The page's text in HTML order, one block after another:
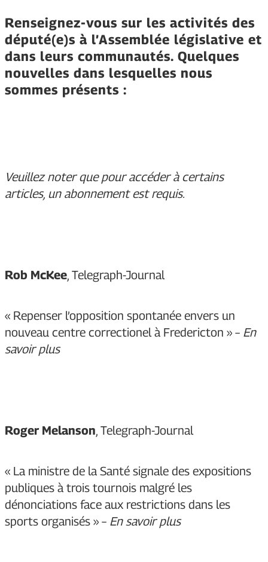
Renseignez-vous sur les activités des
député(e)s à l’Assemblée législative et
dans leurs communautés. Quelques
nouvelles dans lesquelles nous
sommes présents :
Veuillez noter que pour accéder à certains
articles, un abonnement est requis.
Rob McKee, Telegraph-Journal
« Repenser l’opposition spontanée envers un
nouveau centre correctionel à Fredericton » – En
savoir plus
Roger Melanson, Telegraph-Journal
« La ministre de la Santé signale des expositions
publiques à trois tournois malgré les
dénonciations face aux restrictions dans les
sports organisés » – En savoirplus